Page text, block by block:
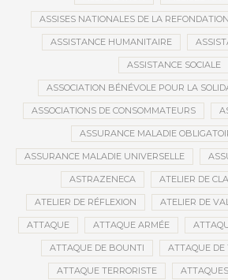
ASSISES NATIONALES DE LA REFONDATION
ASSISTANCE HUMANITAIRE
ASSISTANCE SOCIALE
ASSOCIATION BÉNÉVOLE POUR LA
ASSOCIATIONS DE CONSOMMATEURS
ASSURANCE MALADIE
ASSURANCE MALADIE UNIVERSELLE
ASTRAZENECA ATELIER DE
ATELIER DE RÉFLEXION ATELIER DE
ATTAQUE ATTAQUE ARMÉE
ATTAQUE DE BOUNTI ATTAQUE
ATTAQUE TERRORISTE